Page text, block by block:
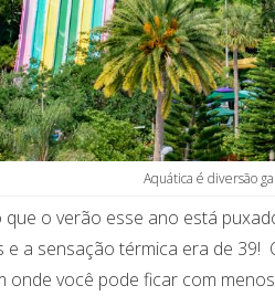
Aquática é diversão
que o verão esse ano está
e a sensação térmica era de 39!
onde você pode ficar com